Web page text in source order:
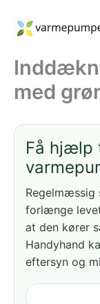
indholdet
med
Få hjælp
Regelmæssig
forlænge
at den kører
Handyhand
eftersyn og